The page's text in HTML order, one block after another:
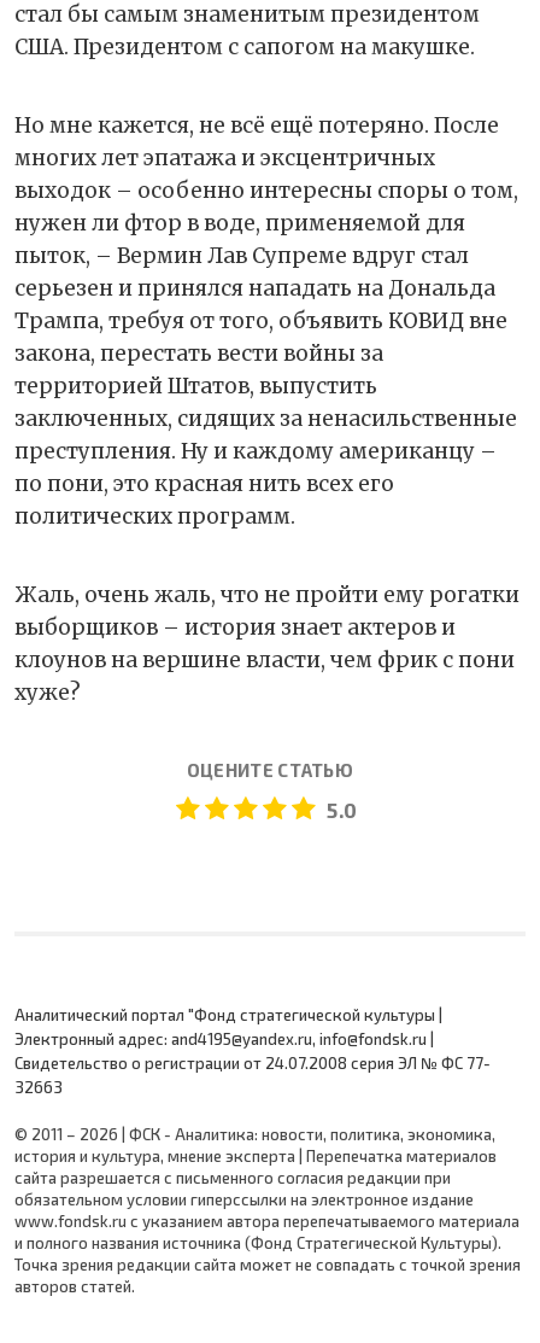
стал бы самым знаменитым президентом
США. Президентом с сапогом на макушке.
Но мне кажется, не всё ещё потеряно. После
многих лет эпатажа и эксцентричных
выходок – особенно интересны споры о том,
нужен ли фтор в воде, применяемой для
пыток, – Вермин Лав Супреме вдруг стал
серьезен и принялся нападать на Дональда
Трампа, требуя от того, объявить КОВИД вне
закона, перестать вести войны за
территорией Штатов, выпустить
заключенных, сидящих за ненасильственные
преступления. Ну и каждому американцу –
по пони, это красная нить всех его
политических программ.
Жаль, очень жаль, что не пройти ему рогатки
выборщиков – история знает актеров и
клоунов на вершине власти, чем фрик с пони
хуже?
ОЦЕНИТЕ СТАТЬЮ
5.0
Аналитический портал "Фонд стратегической культуры |
Электронный адрес: and4195@yandex.ru, info@fondsk.ru |
Cвидетельство о регистрации от 24.07.2008 серия ЭЛ № ФС 77-
32663
© 2011 – 2026 | ФСК - Аналитика: новости, политика, экономика,
история и культура, мнение эксперта | Перепечатка материалов
сайта разрешается с письменного согласия редакции при
обязательном условии гиперссылки на электронное издание
www.fondsk.ru с указанием автора перепечатываемого материала
и полного названия источника (Фонд Стратегической Культуры).
Точка зрения редакции сайта может не совпадать с точкой зрения
авторов статей.